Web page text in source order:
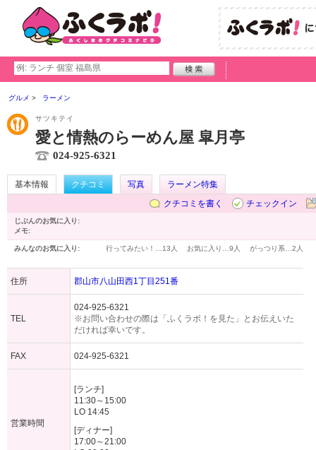
グルメ ラーメン
サツキテイ
愛と情熱のらーめん屋 皐月亭
024-925-6321
基本情報 クチコミ 写真
ラーメン特集
クチコミを書く
チェックイン
じぶんのお気に入り:
メモ:
みんなのお気に入り: 行ってみたい！… 13人 お気に入り… 9人 がっつり系… 2人
住所 郡山市八山田西1丁目251番
TEL
024-925-6321
※お問い合わせの際は「ふくラボ！を見た」とお伝えいた
だければ幸いです。
FAX 024-925-6321
営業時間
[ランチ]
11:30～15:00
LO 14:45
[ディナー]
17:00～21:00